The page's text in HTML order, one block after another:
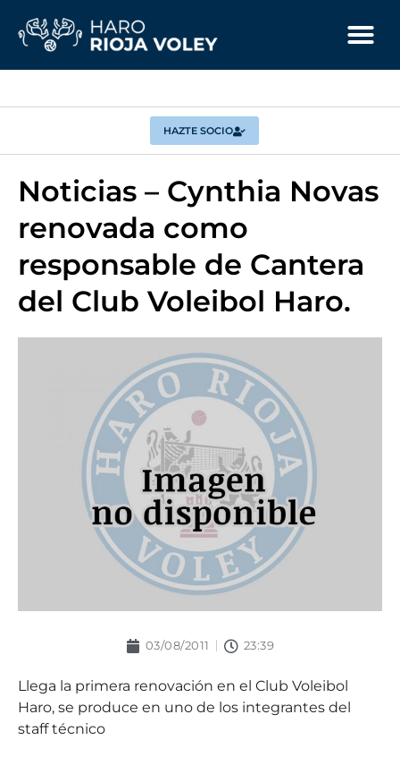
HAZTE SOCIO
Noticias – Cynthia Novas
renovada como
responsable de Cantera
del Club Voleibol Haro.
03/08/2011 23:39
Llega la primera renovación en el Club Voleibol
Haro, se produce en uno de los integrantes del
staff técnico